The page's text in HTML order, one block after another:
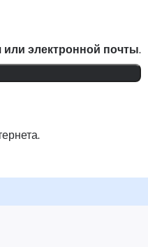
или электронной почты.